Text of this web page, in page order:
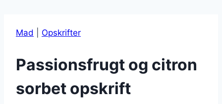
Mad Opskrifter
Passionsfrugt og citron
sorbet opskrift